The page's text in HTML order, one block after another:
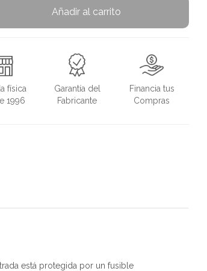
Añadir al carrito
física
1996
Garantía del
Fabricante
Financia tus
Compras
está protegida por un fusible